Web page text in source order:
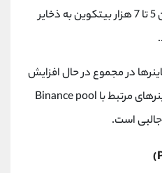
با این حال این گروه ماینرها بین 5 تا 7 هزار بیتکوین به ذخایر
در مجموع در حال افزایش
است و کل این جریان توسط ماینرهای مرتبط با Binance pool
است.